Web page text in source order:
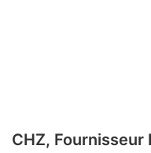
CHZ, Fournisseur